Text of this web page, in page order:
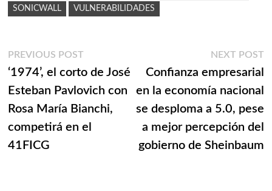
SONICWALL
VULNERABILIDADES
Navegación
de
entradas
PREVIOUS POSTPrevious
post:
‘1974’, el corto de José
Esteban Pavlovich con
Rosa María Bianchi,
competirá en el
41FICG
NEXT POST
Confianza empresarial
en la economía nacional
se desploma a 5.0, pese
a mejor percepción del
gobierno de Sheinbaum